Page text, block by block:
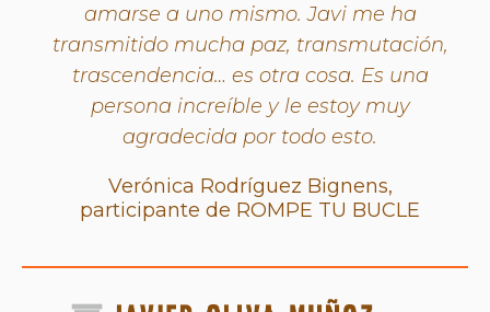
amarse a uno mismo. Javi me ha
transmitido mucha paz, transmutación,
trascendencia… es otra cosa. Es una
persona increíble y le estoy muy
agradecida por todo esto.
Verónica Rodríguez Bignens,
participante de ROMPE TU BUCLE